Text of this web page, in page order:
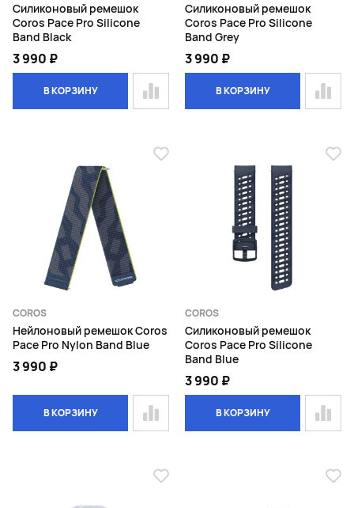
Силиконовый ремешок
Coros Pace Pro Silicone
Band Black
3 990 ₽
В КОРЗИНУ
Силиконовый ремешок
Coros Pace Pro Silicone
Band Grey
3 990 ₽
В КОРЗИНУ
COROS
Нейлоновый ремешок Coros
Pace Pro Nylon Band Blue
3 990 ₽
В КОРЗИНУ
COROS
Силиконовый ремешок
Coros Pace Pro Silicone
Band Blue
3 990 ₽
В КОРЗИНУ